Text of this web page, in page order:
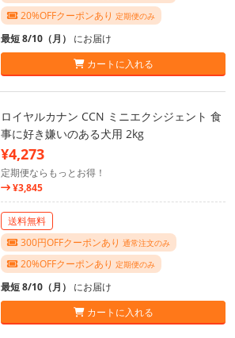
20%OFFクーポンあり 定期便のみ
最短 8/10（月） にお届け
カートに入れる
ロイヤルカナン CCN ミニエクシジェント 食
事に好き嫌いのある犬用 2kg
¥4,273
定期便ならもっとお得！
¥3,845
送料無料
300円OFFクーポンあり 通常注文のみ
20%OFFクーポンあり 定期便のみ
最短 8/10（月） にお届け
カートに入れる